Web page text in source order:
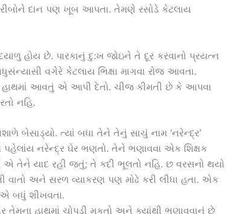
દાન પણ ખૂબ આપતા. તેમણે રસોડે કેટલાય
હોય છે. પારકાનું દુ:ખ જોઇને તે દૂર કરવાનો પ્રયત્ન
વગેરે કેટલાય ભિક્ષા માગવા રોજ આવતા.
આવતું એ આપી દેતો. ચીજ કીમતી છે કે આપવા
નહિ.
બેસાડ્યો. ત્યાં બધા તેને તેનું સાચું નામ ‘નરેન્દ્ર’
પહેલાંય નરેન્દ્ર ઘેર ભણતો. તેને ભણાવવા એક શિક્ષક
તેને યાદ રહી જતું; તે કદી ભૂલતો નહિ. છ વરસનો થયો
વાતો અને સરળ વ્યાકરણ પણ મોઢે કરી લીધા હતા. એક
બધું શીખવતા.
હાથમાં ચોપડી મૂકતો અને ક્યાંથી ભણાવવાનું છે